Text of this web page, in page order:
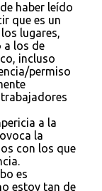
haber leído
que es un
lugares,
a los de
incluso
permiso
a la
la
con los que
es
estoy tan de